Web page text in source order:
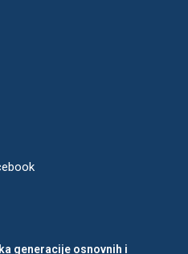
generacije osnovnih i